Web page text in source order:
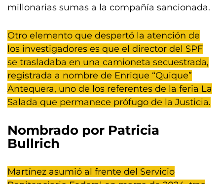
millonarias sumas a la compañía sancionada.
Otro elemento que despertó la atención de
los investigadores es que el director del SPF
se trasladaba en una camioneta secuestrada,
registrada a nombre de Enrique “Quique”
Antequera, uno de los referentes de la feria La
Salada que permanece prófugo de la Justicia.
Nombrado por Patricia
Bullrich
Martínez asumió al frente del Servicio